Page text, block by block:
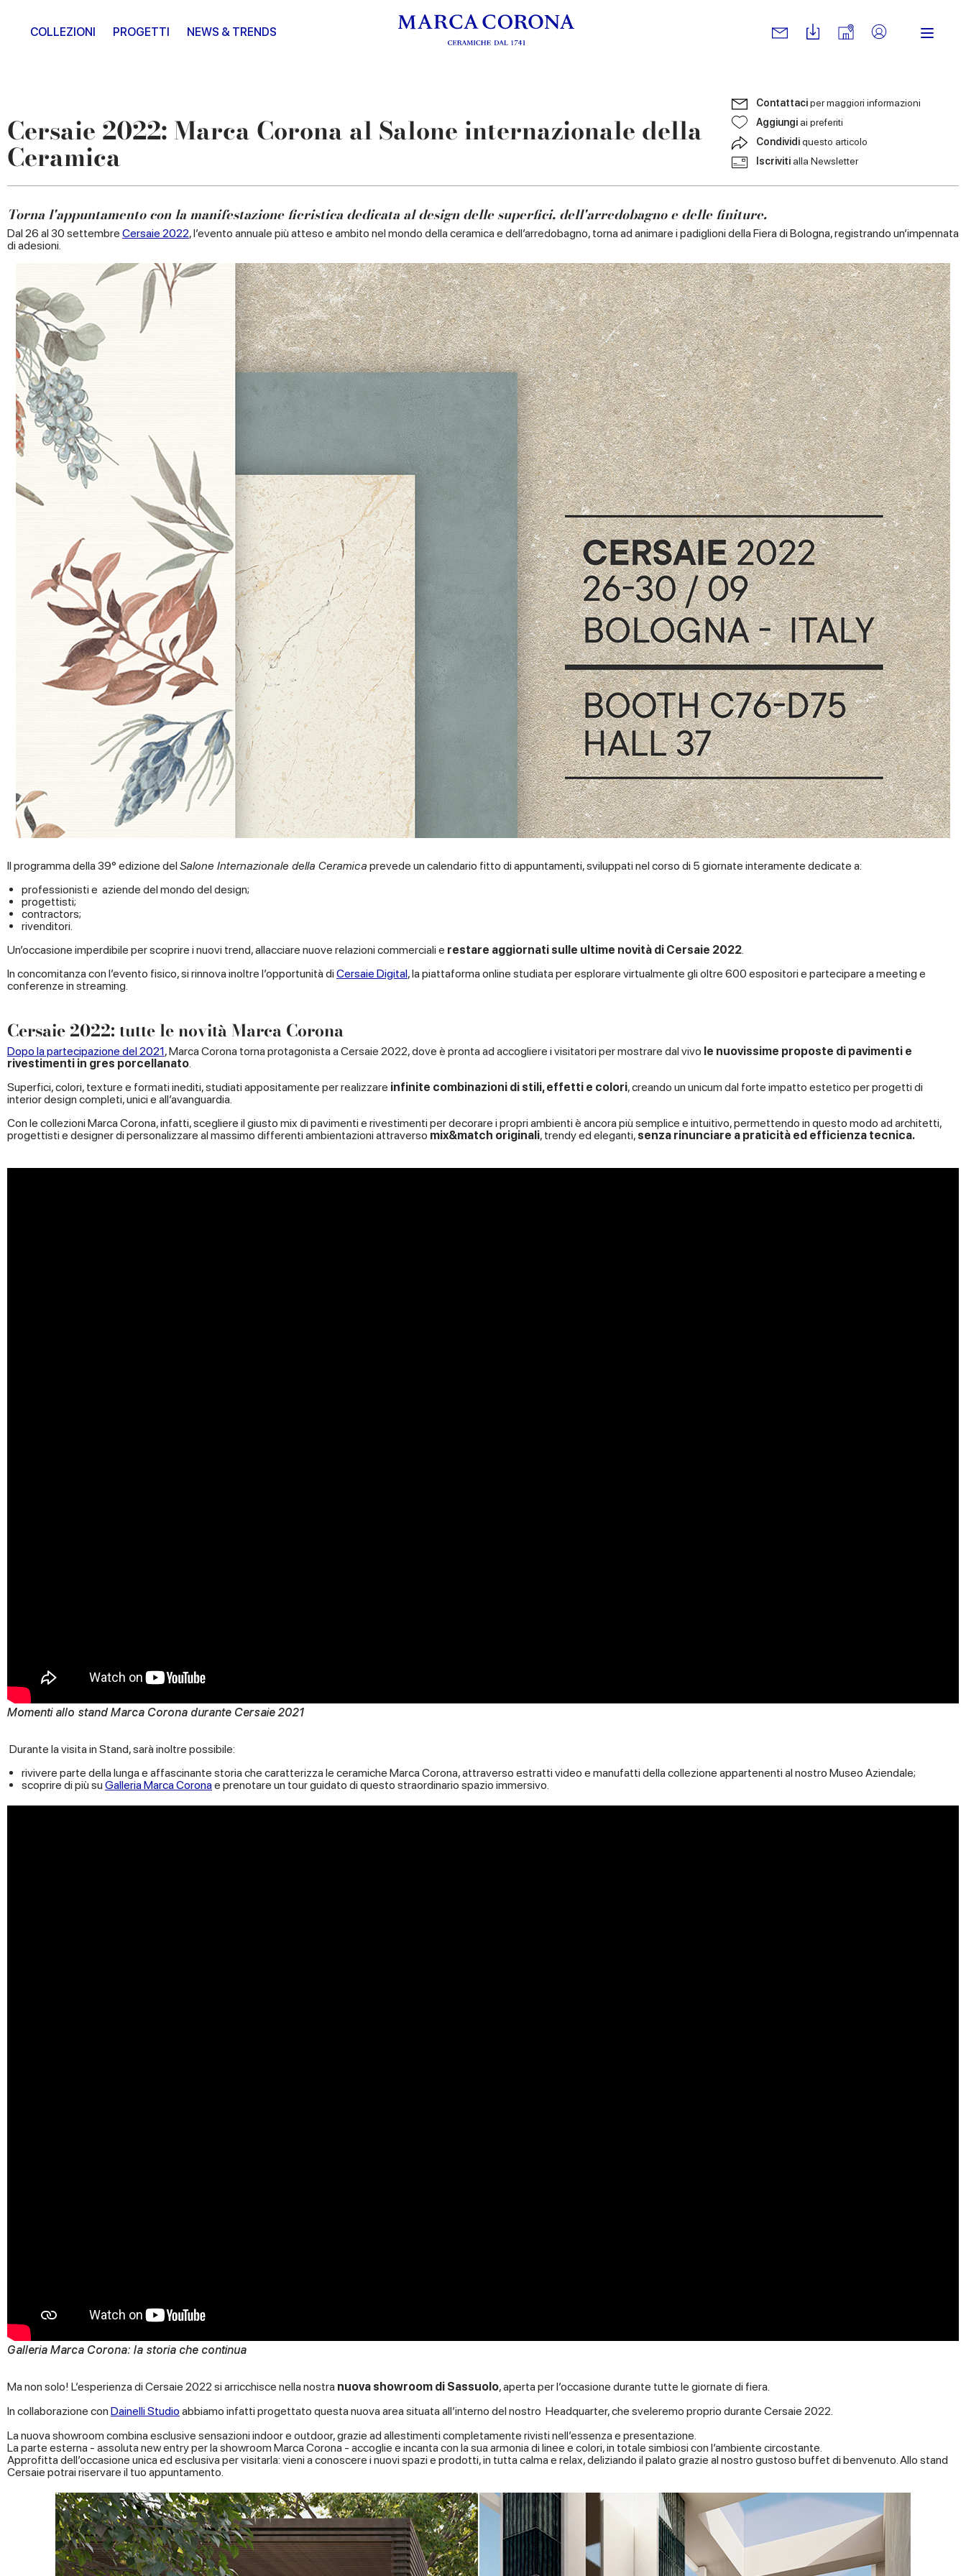
COLLEZIONI PROGETTI NEWS & TRENDS
Cersaie 2022: Marca Corona al Salone internazionale della
Ceramica
Contattaciper maggiori informazioni
Aggiungi ai preferiti
Condividiquesto articolo
Iscriviti alla Newsletter
Torna l'appuntamento con la manifestazione fieristica dedicata al design delle superfici, dell'arredobagno e delle finiture.
Dal 26 al 30 settembre Cersaie 2022, l’evento annuale più atteso e ambito nel mondo della ceramica e dell’arredobagno, torna ad animare i padiglioni della Fiera di Bologna, registrando un’impennata
di adesioni.
Il programma della 39° edizione delSalone Internazionale della Ceramica prevede un calendario fitto di appuntamenti, sviluppati nel corso di 5 giornate interamente dedicate a:
professionisti e aziende del mondo del design;
progettisti;
contractors;
rivenditori.
Un’occasione imperdibile per scoprire i nuovi trend, allacciare nuove relazioni commerciali e restare aggiornati sulle ultime novità di Cersaie 2022.
In concomitanza con l’evento fisico, si rinnova inoltre l’opportunità diCersaie Digital, la piattaforma online studiata per esplorare virtualmente gli oltre 600 espositori e partecipare a meeting e
conferenze in streaming.
Cersaie 2022: tutte le novità Marca Corona
Dopo la partecipazione del 2021, Marca Corona torna protagonista a Cersaie 2022, dove è pronta ad accogliere i visitatori per mostrare dal vivo le nuovissime proposte di pavimenti e
rivestimenti in gres porcellanato.
Superfici, colori, texture e formati inediti, studiati appositamente per realizzare infinite combinazioni di stili, effetti e colori, creando un unicum dal forte impatto estetico per progetti di
interior design completi, unici e all’avanguardia.
Con le collezioni Marca Corona, infatti, scegliere il giusto mix di pavimenti e rivestimenti per decorare i propri ambienti è ancora più semplice e intuitivo, permettendo in questo modo ad architetti,
progettisti e designer di personalizzare al massimo differenti ambientazioni attraverso mix&match originali, trendy ed eleganti, senza rinunciare a praticità ed efficienza tecnica.
Momenti allo stand Marca Corona durante Cersaie 2021
Durante la visita in Stand, sarà inoltre possibile:
rivivere parte della lunga e affascinante storia che caratterizza le ceramiche Marca Corona, attraverso estratti video e manufatti della collezione appartenenti al nostro Museo Aziendale;
scoprire di più su Galleria Marca Coronae prenotare un tour guidato di questo straordinario spazio immersivo.
Galleria Marca Corona: la storia che continua
Ma non solo! L’esperienza di Cersaie 2022 si arricchisce nella nostra nuova showroom di Sassuolo, aperta per l’occasione durante tutte le giornate di fiera.
In collaborazione con Dainelli Studio abbiamo infatti progettato questa nuova area situata all’interno del nostro Headquarter, che sveleremo proprio durante Cersaie 2022.
La nuova showroom combina esclusive sensazioni indoor e outdoor, grazie ad allestimenti completamente rivisti nell’essenza e presentazione.
La parte esterna - assoluta new entry per la showroom Marca Corona - accoglie e incanta con la sua armonia di linee e colori, in totale simbiosi con l’ambiente circostante.
Approfitta dell’occasione unica ed esclusiva per visitarla: vieni a conoscere i nuovi spazi e prodotti, in tutta calma e relax, deliziando il palato grazie al nostro gustoso buffet di benvenuto. Allo stand
Cersaie potrai riservare il tuo appuntamento.